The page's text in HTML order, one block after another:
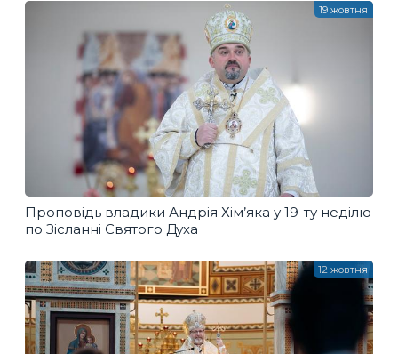
Проповідь владики Андрія Хім’яка у 19-ту неділю
по Зісланні Святого Духа
19 жовтня
12 жовтня